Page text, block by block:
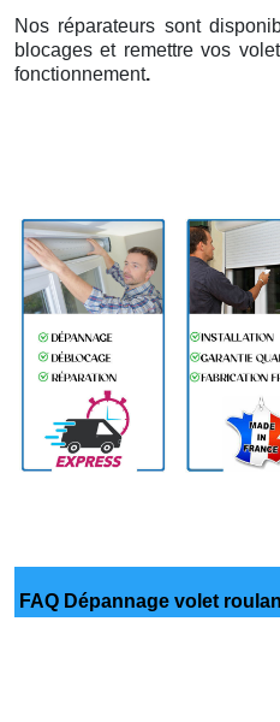
Nos réparateurs sont
blocages et remettre vos
fonctionnement.
FAQ Dépannage volet